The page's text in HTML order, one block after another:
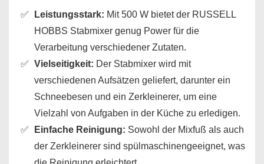
Leistungsstark: Mit 500 W bietet der RUSSELL
HOBBS Stabmixer genug Power für die
Verarbeitung verschiedener Zutaten.
Vielseitigkeit: Der Stabmixer wird mit
verschiedenen Aufsätzen geliefert, darunter ein
Schneebesen und ein Zerkleinerer, um eine
Vielzahl von Aufgaben in der Küche zu erledigen.
Einfache Reinigung: Sowohl der Mixfuß als auch
der Zerkleinerer sind spülmaschinengeeignet, was